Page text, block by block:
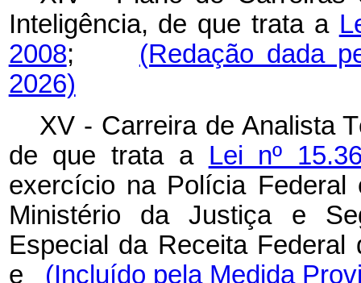
Inteligência, de que trata a
2008; (Redação dada
2026)
XV - Carreira de Analista
de que trata a Lei nº
exercício na Polícia
Ministério da Justiça e
Especial da Receita
e (Incluído pela Medida